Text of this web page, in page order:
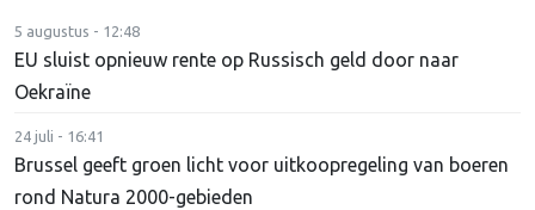
5 augustus - 12:48
EU sluist opnieuw rente op Russisch geld door naar
Oekraïne
24 juli - 16:41
Brussel geeft groen licht voor uitkoopregeling van boeren
rond Natura 2000-gebieden